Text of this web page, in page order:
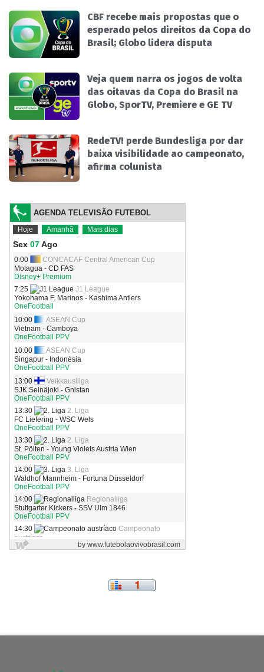
CBF recebe mais propostas que o
esperado pelos direitos da Copa do
Brasil; Globo lidera disputa
Veja quem narra os jogos de volta
das oitavas da Copa do Brasil na
Globo, SporTV, Premiere e GE TV
RedeTV! perde Bundesliga por dar
baixa visibilidade ao campeonato,
afirma colunista